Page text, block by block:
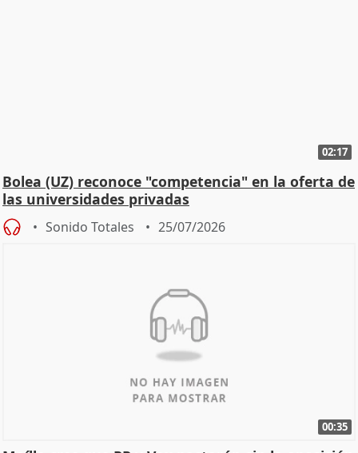
02:17
Bolea (UZ) reconoce "competencia" en la oferta de
las universidades privadas
Sonido Totales 25/07/2026
00:35